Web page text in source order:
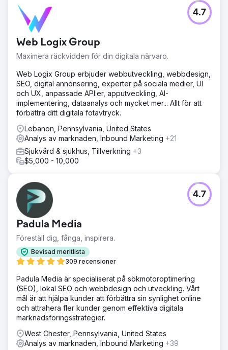
Web Logix Group
Maximera räckvidden för din digitala närvaro.
4.7
Web Logix Group erbjuder webbutveckling, webbdesign,
SEO, digital annonsering, experter på sociala medier, UI
och UX, anpassade API:er, apputveckling, AI-
implementering, dataanalys och mycket mer... Allt för att
förbättra ditt digitala fotavtryck.
Lebanon, Pennsylvania, United States
Analys av marknaden, Inbound Marketing +21
Sjukvård & sjukhus, Tillverkning +3
$5,000 - 10,000
Padula Media
Föreställ dig, fånga, inspirera.
Bevisad meritlista
309 recensioner
4.7
Padula Media är specialiserat på sökmotoroptimering
(SEO), lokal SEO och webbdesign och utveckling. Vårt
mål är att hjälpa kunder att förbättra sin synlighet online
och attrahera fler kunder genom effektiva digitala
marknadsföringsstrategier.
West Chester, Pennsylvania, United States
Analys av marknaden, Inbound Marketing +39